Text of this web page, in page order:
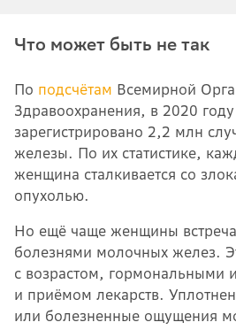
Что может быть не так
По подсчётам Всемирной
Здравоохранения, в 2020
зарегистрировано 2,2 млн
железы. По их статистике,
женщина сталкивается со
опухолью.
Но ещё чаще женщины
болезнями молочных желез.
с возрастом, гормональными
и приёмом лекарств.
или болезненные ощущения